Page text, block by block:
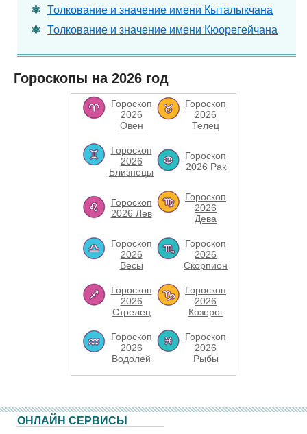
Толкование и значение имени Кыталыкчана
Толкование и значение имени Кюорегейчана
Гороскопы на 2026 год
Гороскоп
2026
Овен
Гороскоп
2026
Телец
Гороскоп
2026
Близнецы
Гороскоп
2026 Рак
Гороскоп
2026 Лев
Гороскоп
2026
Дева
Гороскоп
2026
Весы
Гороскоп
2026
Скорпион
Гороскоп
2026
Стрелец
Гороскоп
2026
Козерог
Гороскоп
2026
Водолей
Гороскоп
2026
Рыбы
ОНЛАЙН СЕРВИСЫ